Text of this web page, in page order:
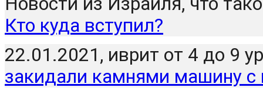
Кто куда вступил?
22.01.2021, иврит от 4 до 9
закидали камнями машину с